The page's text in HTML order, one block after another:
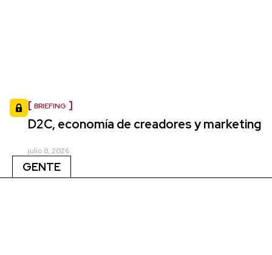
BRIEFING
D2C, economía de creadores y marketing
julio 8, 2026
GENTE